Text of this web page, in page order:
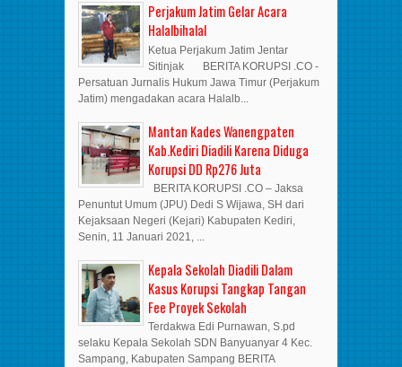
Perjakum Jatim Gelar Acara
Halalbihalal
Ketua Perjakum Jatim Jentar
Sitinjak BERITA KORUPSI .CO -
Persatuan Jurnalis Hukum Jawa Timur (Perjakum
Jatim) mengadakan acara Halalb...
Mantan Kades Wanengpaten
Kab.Kediri Diadili Karena Diduga
Korupsi DD Rp276 Juta
BERITA KORUPSI .CO – Jaksa
Penuntut Umum (JPU) Dedi S Wijawa, SH dari
Kejaksaan Negeri (Kejari) Kabupaten Kediri,
Senin, 11 Januari 2021, ...
Kepala Sekolah Diadili Dalam
Kasus Korupsi Tangkap Tangan
Fee Proyek Sekolah
Terdakwa Edi Purnawan, S.pd
selaku Kepala Sekolah SDN Banyuanyar 4 Kec.
Sampang, Kabupaten Sampang BERITA